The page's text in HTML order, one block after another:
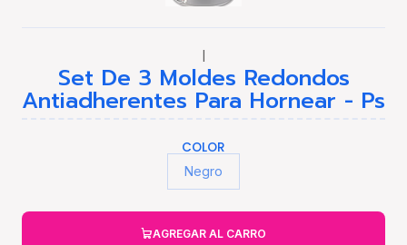
|
Set De 3 Moldes Redondos
Antiadherentes Para Hornear - Ps
COLOR
Negro
AGREGAR AL CARRO